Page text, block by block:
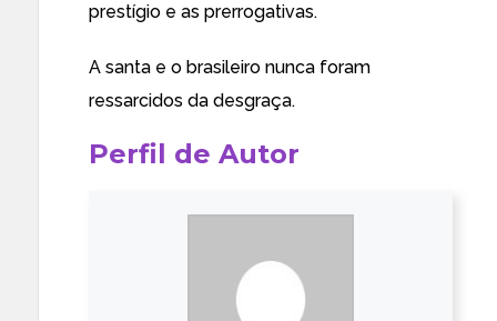
prestígio e as prerrogativas.
A santa e o brasileiro nunca foram
ressarcidos da desgraça.
Perfil de Autor